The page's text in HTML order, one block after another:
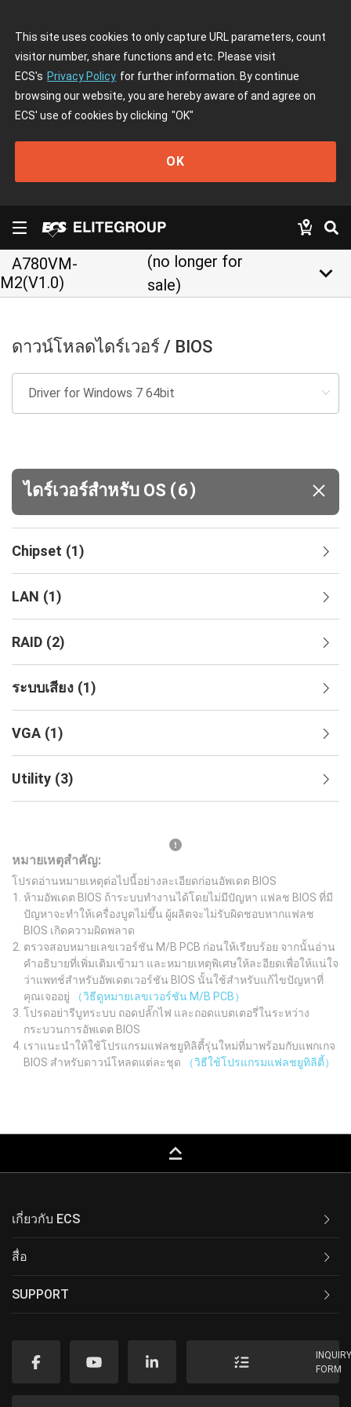
This site uses cookies to only capture URL parameters, count
visitor number, share functions and etc. Please visit
ECS's Privacy Policy for further information. By continue
browsing our website, you are hereby aware of and agree on
ECS' use of cookies by clicking "OK"
OK
A780VM-
M2(V1.0)
(no longer for
sale)
keyboard_arrow_down
ดาวน์โหลดไดร์เวอร์ / BIOS
ไดร์เวอร์สำหรับ OS (6)
Chipset (1)
LAN (1)
RAID (2)
ระบบเสียง (1)
VGA (1)
Utility (3)
หมายเหตุสำคัญ:
โปรดอ่านหมายเหตุต่อไปนี้อย่างละเอียดก่อนอัพเดต BIOS
ห้ามอัพเดต BIOS ถ้าระบบทำงานได้โดยไม่มีปัญหา แฟลช BIOS ที่มี
ปัญหาจะทำให้เครื่องบูตไม่ขึ้น ผู้ผลิตจะไม่รับผิดชอบหากแฟลช
BIOS เกิดความผิดพลาด
ตรวจสอบหมายเลขเวอร์ชัน M/B PCB ก่อนให้เรียบร้อย จากนั้นอ่าน
คำอธิบายที่เพิ่มเติมเข้ามา และหมายเหตุพิเศษให้ละอียดเพื่อให้แน่ใจ
ว่าแพทช์สำหรับอัพเดตเวอร์ชัน BIOS นั้นใช้สำหรับแก้ไขปัญหาที่
คุณเจออยู่
（วิธีดูหมายเลขเวอร์ชัน M/B PCB）
โปรดอย่ารีบูทระบบ ถอดปลั๊กไฟ และถอดแบตเตอรี่ในระหว่าง
กระบวนการอัพเดต BIOS
เราแนะนำให้ใช้โปรแกรมแฟลชยูทิลิตี้รุ่นใหม่ที่มาพร้อมกับแพกเกจ
BIOS สำหรับดาวน์โหลดแต่ละชุด
（วิธีใช้โปรแกรมแฟลชยูทิลิตี้）
keyboard_capslock
เกี่ยวกับ ECS
สื่อ
SUPPORT
FORM